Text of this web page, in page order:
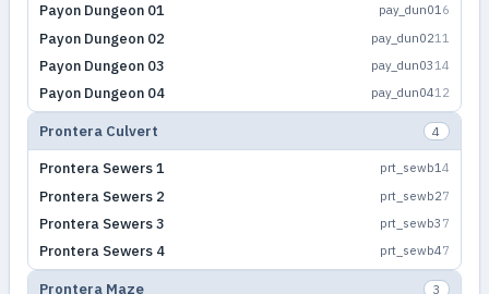
Payon Dungeon 01 pay_dun016
Payon Dungeon 02 pay_dun0211
Payon Dungeon 03 pay_dun03 14
Payon Dungeon 04 pay_dun0412
Prontera Culvert 4
Prontera Sewers 1 prt_sewb14
Prontera Sewers 2 prt_sewb27
Prontera Sewers 3 prt_sewb3 7
Prontera Sewers 4 prt_sewb47
Prontera Maze 3